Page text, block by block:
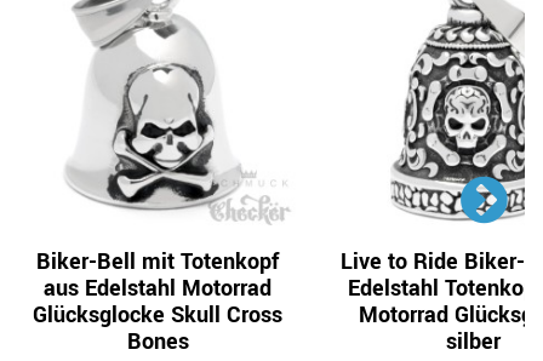
Biker-Bell mit Totenkopf
aus Edelstahl Motorrad
Glücksglocke Skull Cross
Bones
Live to Ride Biker-
Edelstahl
Motorrad
silber